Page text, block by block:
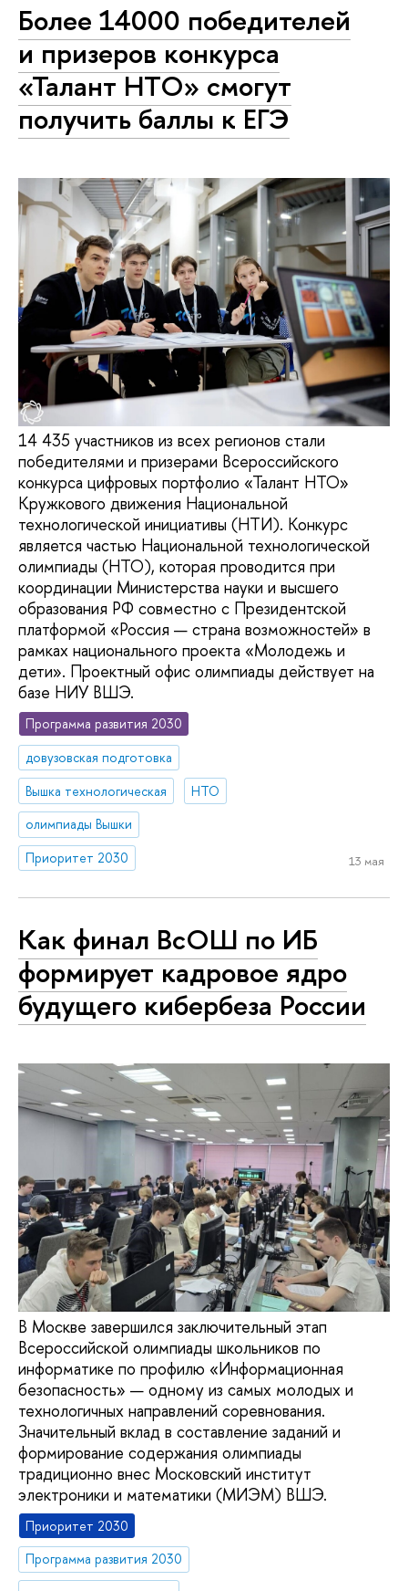
Более 14000 победителей
и призеров конкурса
«Талант НТО» смогут
получить баллы к ЕГЭ
14 435 участников из всех регионов стали
победителями и призерами Всероссийского
конкурса цифровых портфолио «Талант НТО»
Кружкового движения Национальной
технологической инициативы (НТИ). Конкурс
является частью Национальной технологической
олимпиады (НТО), которая проводится при
координации Министерства науки и высшего
образования РФ совместно с Президентской
платформой «Россия — страна возможностей» в
рамках национального проекта «Молодежь и
дети». Проектный офис олимпиады действует на
базе НИУ ВШЭ.
Программа развития 2030
довузовская подготовка
Вышка технологическая
НТО
олимпиады Вышки
Приоритет 2030
13 мая
Как финал ВсОШ по ИБ
формирует кадровое ядро
будущего кибербеза России
В Москве завершился заключительный этап
Всероссийской олимпиады школьников по
информатике по профилю «Информационная
безопасность» — одному из самых молодых и
технологичных направлений соревнования.
Значительный вклад в составление заданий и
формирование содержания олимпиады
традиционно внес Московский институт
электроники и математики (МИЭМ) ВШЭ.
Приоритет 2030
Программа развития 2030